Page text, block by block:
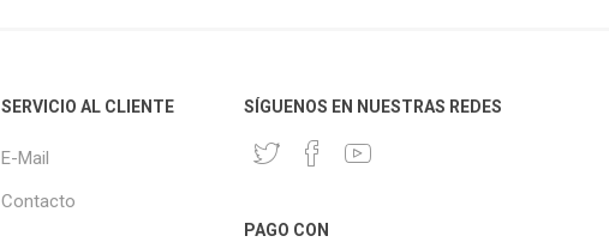
SERVICIO AL CLIENTE
E-Mail
Contacto
SÍGUENOS EN NUESTRAS REDES
PAGO CON